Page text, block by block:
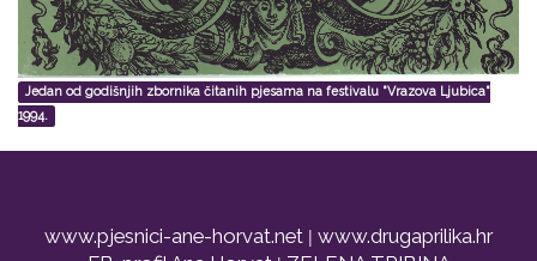
Jedan od godišnjih zbornika čitanih pjesama na festivalu "Vrazova Ljubica"
1994.
www.pjesnici-ane-horvat.net | www.drugaprilika.hr